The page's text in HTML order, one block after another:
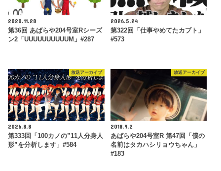
2020.11.28
第36回 あばらや204号室Rシーズ
ン2「UUUUUUUUUUM」#287
2026.5.24
第322回「仕事やめてたカブト」
#573
放送アーカイブ
2026.8.8
第333回「100カノの”11人分身人
形”を分析します」#584
放送アーカイブ
2018.9.2
あばらや204号室R 第47回「僕の
名前はタカハシリョウちゃん」
#183